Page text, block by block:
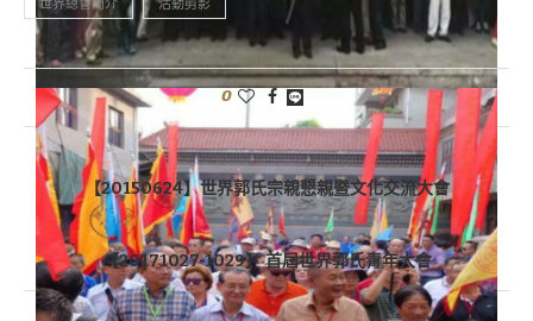
世界總會簡介 活動剪影
0
上一篇文章
【20150624】世界郭氏宗親懇親暨文化交流大會
下一篇文章
【20171027-1029】 首屆世界郭氏青年大會